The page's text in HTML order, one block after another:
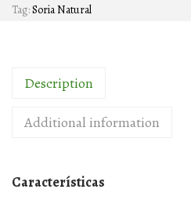
Tag:Soria Natural
Description
Additional information
Características